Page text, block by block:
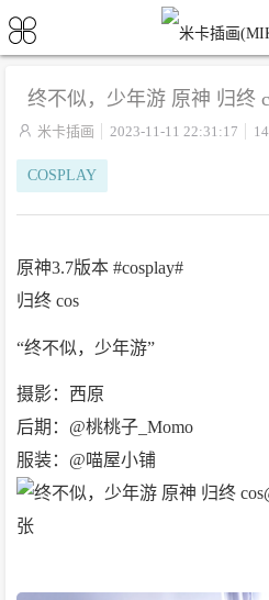
终不似，少年游 原神 归终
 米卡插画 2023-11-11 22:31:17
COSPLAY
原神3.7版本 #cosplay#
归终 cos
“终不似，少年游”
摄影：西原
后期：@桃桃子_Momo
服装：@喵屋小铺 ​​​